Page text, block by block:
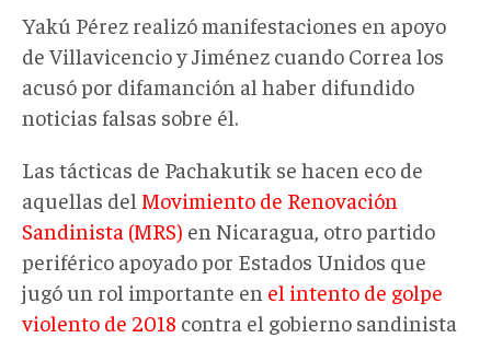
Yakú Pérez realizó manifestaciones en apoyo
de Villavicencio y Jiménez cuando Correa los
acusó por difamanción al haber difundido
noticias falsas sobre él.
Las tácticas de Pachakutik se hacen eco de
aquellas del Movimiento de Renovación
Sandinista (MRS) en Nicaragua, otro partido
periférico apoyado por Estados Unidos que
jugó un rol importante en el intento de golpe
violento de 2018 contra el gobierno sandinista